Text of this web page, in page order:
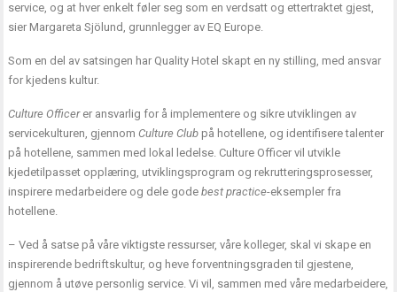
service, og at hver enkelt føler seg som en verdsatt og ettertraktet gjest,
sier Margareta Sjölund, grunnlegger av EQ Europe.
Som en del av satsingen har Quality Hotel skapt en ny stilling, med ansvar
for kjedens kultur.
Culture Officerer ansvarlig for å implementere og sikre utviklingen av
servicekulturen, gjennomCulture Club på hotellene, og identifisere talenter
på hotellene, sammen med lokal ledelse. Culture Officer vil utvikle
kjedetilpasset opplæring, utviklingsprogram og rekrutteringsprosesser,
inspirere medarbeidere og dele godebest practice-eksempler fra
hotellene.
– Ved å satse på våre viktigste ressurser, våre kolleger, skal vi skape en
inspirerende bedriftskultur, og heve forventningsgraden til gjestene,
gjennom å utøve personlig service. Vi vil, sammen med våre medarbeidere,